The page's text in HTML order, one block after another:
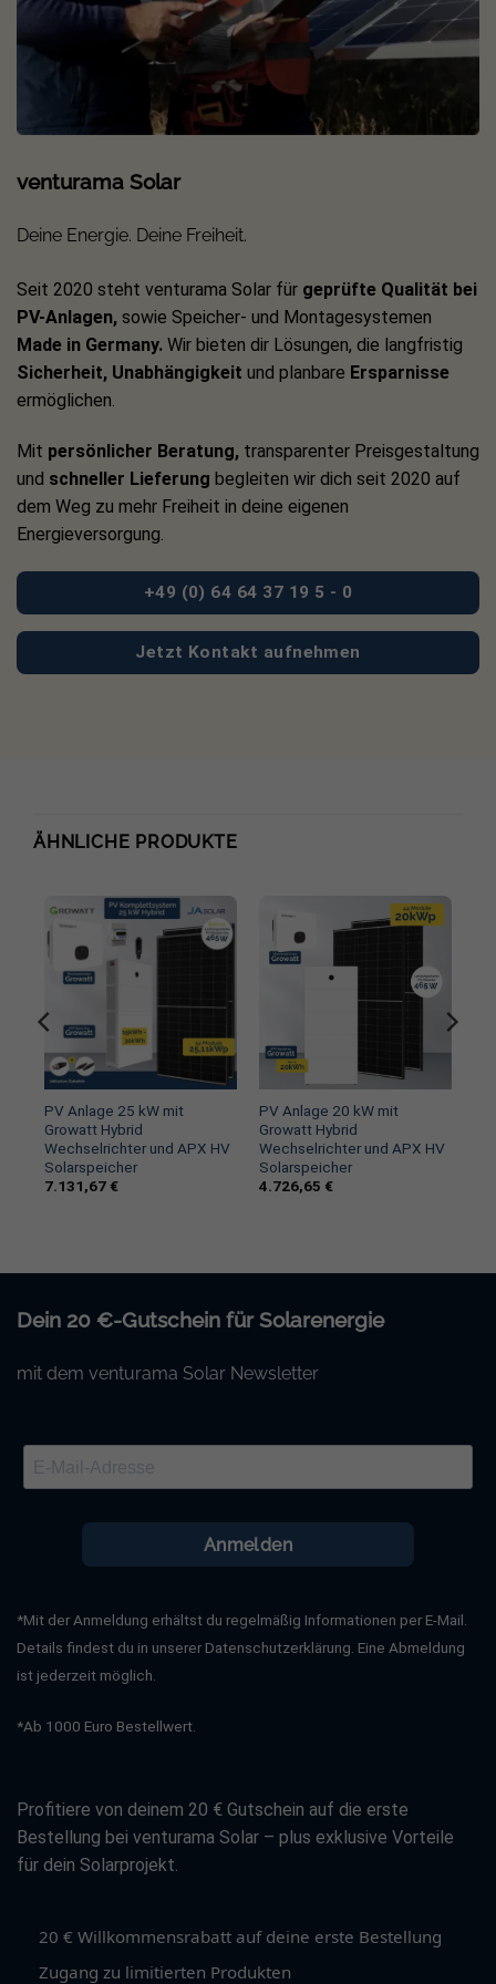
BMS Leistungsmodul sowie die Basis, um Ihren neuen
Solarspeicher direkt in Betrieb nehmen zu können. Damit
Sie die Leistung Ihrer Solaranlage jederzeit im Blick
behalten, erhalten Sie außerdem das passende Zubehör für
Online-Monitoring.
Technische Details:
JA Solar JAM54D40 LR 465W Black Frame
Max. Ausgangsleistung: 465 W
Modulwirkungsgrad: 23,3 %
Leistungstoleranz: 0 bis +3 %
Max. Systemspannung: 1.500 V DC
Strom im maximalen Leistungspunkt: 13,88 A
Leerlaufspannung: 40,20 V
Spannung im maximalen Leistungspunkt: 33,50 V
Zelltyp: n-type Mono, 16BB
Rahmenfarbe: Schwarz
Anschlussdose: IP68, 3 Dioden
Glasstärke Vorder- und Rückseite: 1,6 mm / 1,6 mm
Kabellänge Hochformat: 400 mm (+) / 200 mm (-)
Kabellänge Querformat: 1.200 mm (+) / 1.200 mm (-)
Growatt MOD 5000TL3-XH Hybrid Wechselrichter 3-
Max. PV-Leistung (für Modul STC): 10.000 W
Max. Gleichspannung: 1.100 V
Max. Wirkungsgrad: 98,3 %
AFCI-Funktion optional
Schutzklasse: IP66
Maße: 425 x 387 x 147 mm
DC Verbindung: H4/MC4 (Optional)
AC Verbindung: Connector
Display: OLED, LED/WIFI, App
Kühlung: Natürliche Konvektion
Garantie: 10 Jahre
Growatt APX HV-Solarspeicher à Modul
venturama Solar
Deine Energie. Deine Freiheit.
Seit 2020 steht venturama Solar für geprüfte Qualität bei
PV-Anlagen, sowie Speicher- und Montagesystemen
Made in Germany. Wir bieten dir Lösungen, die langfristig
Sicherheit, Unabhängigkeit und planbare Ersparnisse
ermöglichen.
Mit persönlicher Beratung, transparenter Preisgestaltung
und schneller Lieferung begleiten wir dich seit 2020 auf
dem Weg zu mehr Freiheit in deine eigenen
Energieversorgung.
+49 (0) 64 64 37 19 5 - 0
Jetzt Kontakt aufnehmen
ÄHNLICHE PRODUKTE
PV Anlage 25 kW mit
Growatt Hybrid
Wechselrichter und APX HV
Solarspeicher
7.131,67 €
PV Anlage 20 kW mit
Growatt Hybrid
Wechselrichter und APX HV
Solarspeicher
4.726,65 €
Dein 20 €-Gutschein für Solarenergie
mit dem venturama Solar Newsletter
Anmelden
*Mit der Anmeldung erhältst du regelmäßig Informationen per E-Mail.
Details findest du in unserer Datenschutzerklärung. Eine Abmeldung
ist jederzeit möglich.
*Ab 1000 Euro Bestellwert.
Profitiere von deinem 20 € Gutschein auf die erste
Bestellung bei venturama Solar – plus exklusive Vorteile
für dein Solarprojekt.
20 € Willkommensrabatt auf deine erste Bestellung
Zugang zu limitierten Produkten